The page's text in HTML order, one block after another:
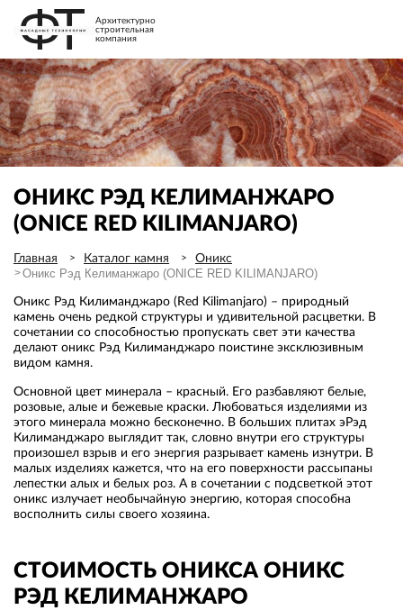
Архитектурно
строительная
компания
ОНИКС РЭД КЕЛИМАНЖАРО
(ONICE RED KILIMANJARO)
Главная Каталог камня Оникс
Оникс Рэд Келиманжаро (ONICE RED KILIMANJARO)
Оникс Рэд Килиманджаро (Red Kilimanjaro) – природный
камень очень редкой структуры и удивительной расцветки. В
сочетании со способностью пропускать свет эти качества
делают оникс Рэд Килиманджаро поистине эксклюзивным
видом камня.
Основной цвет минерала – красный. Его разбавляют белые,
розовые, алые и бежевые краски. Любоваться изделиями из
этого минерала можно бесконечно. В больших плитах эРэд
Килиманджаро выглядит так, словно внутри его структуры
произошел взрыв и его энергия разрывает камень изнутри. В
малых изделиях кажется, что на его поверхности рассыпаны
лепестки алых и белых роз. А в сочетании с подсветкой этот
оникс излучает необычайную энергию, которая способна
восполнить силы своего хозяина.
СТОИМОСТЬ ОНИКСА ОНИКС
РЭД КЕЛИМАНЖАРО